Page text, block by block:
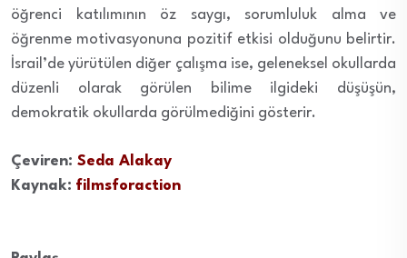
öğrenci katılımının öz saygı, sorumluluk alma ve
öğrenme motivasyonuna pozitif etkisi olduğunu belirtir.
İsrail’de yürütülen diğer çalışma ise, geleneksel okullarda
düzenli olarak görülen bilime ilgideki düşüşün,
demokratik okullarda görülmediğini gösterir.
Çeviren: Seda Alakay
Kaynak: filmsforaction